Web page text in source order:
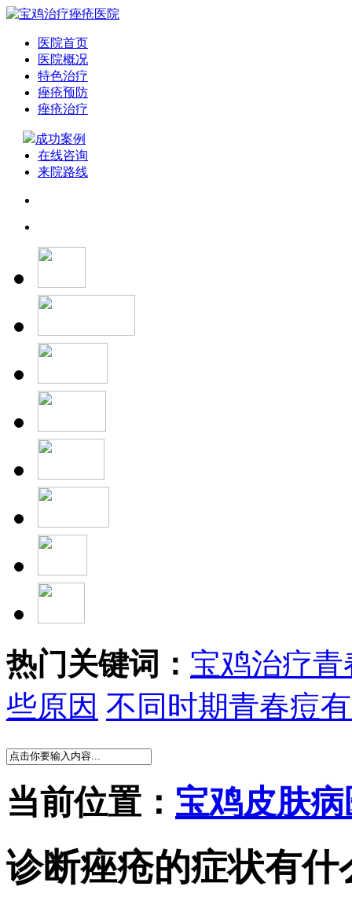
医院首页
医院概况
特色治疗
痤疮预防
痤疮治疗
成功案例
在线咨询
来院路线
热门关键词： 宝鸡治疗
些原因 不同时期青春痘
当前位置： 宝鸡皮肤
诊断痤疮的症状有什